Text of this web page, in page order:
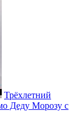
Трёхлетний
Деду Морозу с